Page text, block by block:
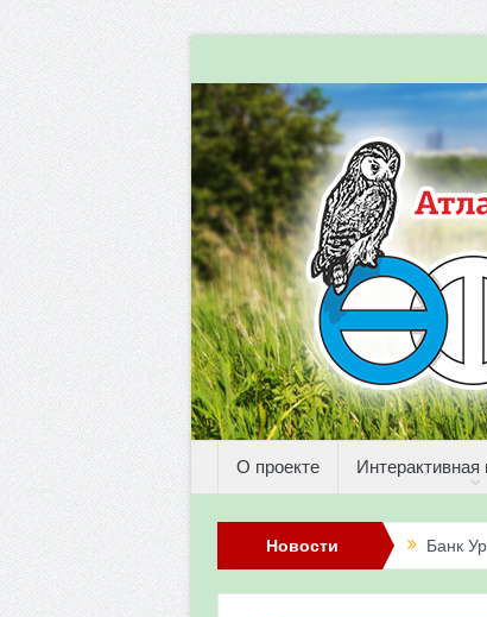
О проекте Интерактивная
Новости Банк
Итоги